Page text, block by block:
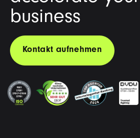
business
Kontakt aufnehmen